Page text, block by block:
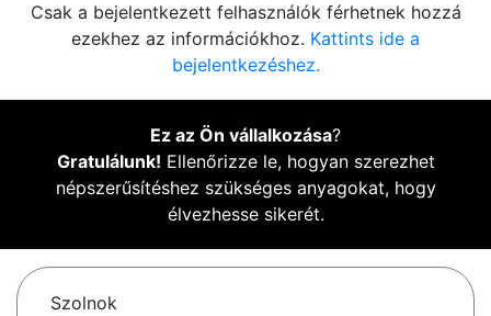
Csak a bejelentkezett felhasználók férhetnek hozzá
ezekhez az információkhoz. Kattints ide a
bejelentkezéshez.
Ez az Ön vállalkozása?
Gratulálunk! Ellenőrizze le, hogyan szerezhet
népszerűsítéshez szükséges anyagokat, hogy
élvezhesse sikerét.
Szolnok